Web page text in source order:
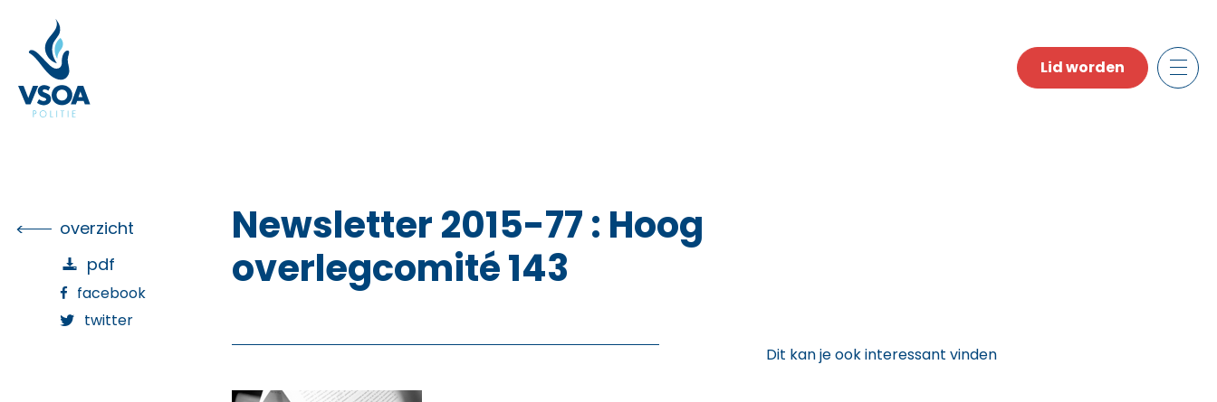
content
Lid worden
overzicht
pdf
facebook
twitter
Newsletter 2015-77 : Hoog
overlegcomité 143
Dit kan je ook interessant vinden